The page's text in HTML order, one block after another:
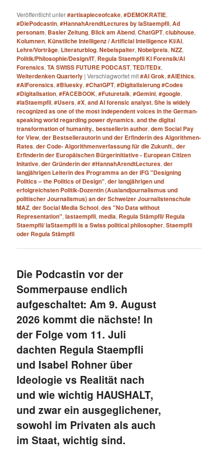
Veröffentlicht unter#artisapieceofcake,#DEMOKRATIE,
#DiePodcastin,#HannahArendtLectures by laStaempfli,Ad
personam, Basler Zeitung, Blick am Abend,ChatGPT,clubhouse,
Kolumnen,Künstliche Intelligenz / Artificial Intelligence KI/AI,
Lehre/Vorträge, Literaturblog,Nebelspalter,Nobelpreis,NZZ,
Politik/Philosophie/Design/IT, Regula Staempfli KI Forensik/AI
Forensics,TA SWISS FUTURE PODCAST,TED/TEDx,
Weiterdenken Quarterly |Verschlagwortet mit#AI Grok,#AIEthics,
#AIForensics,#Bluesky,#ChatGPT,#Digitalisierung #Codes
#Digitalisation,#FACEBOOK,#Futuretalk,#Gemini,#google,
#laStaempfli,#Users,#X,and AI forensic analyst. She is widely
recognized as one of the most independent voices in the German-
speaking world regarding power dynamics,and the digital
transformation of humanity.,bestsellerin author,dem Social Pay
for View,der Bestsellerautorin und der Erfinderin des Algorithmen-
Rates,der Code- Algorithmenverfassung für die Zukunft.,der
Erfinderin der Europäischen Bürgerinitiative - European Citizen
Initative,der Gründerin der #HannahArendtLectures,der
langjährigen Leiterin des Programms an der IFG "Designing
Politics – the Politics of Design",der langjährigen und
erfolgreichsten Politik-Dozentin (Auslandjournalismus und
politischer Journalismus) an der Schweizer Journalistenschule
MAZ,der Social Media School,des "No Data without
Representation",lastaempfli,media, Regula Stämpfli/ Regula
Staempfli/ laStaempfli is a Swiss political philosopher,Staempfli
oder Regula Stämpfli
Die Podcastin vor der
Sommerpause endlich
aufgeschaltet: Am 9. August
2026 kommt die nächste! In
der Folge vom 11. Juli
dachten Regula Staempfli
und Isabel Rohner über
Ideologie vs Realität nach
und wie wichtig HAUSHALT,
und zwar ein ausgeglichener,
sowohl im Privaten als auch
im Staat, wichtig sind.